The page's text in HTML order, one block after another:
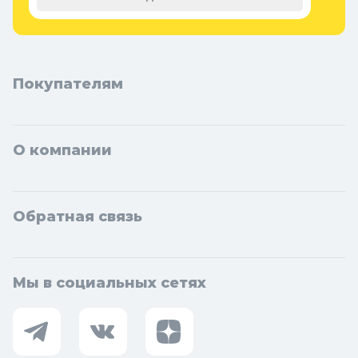
Дзержинский, Солнечногорск, Новосибирска и Новосибирской
области: Бердск, Искитим, Кольцово.
Покупателям
О компании
Обратная связь
Мы в социальных сетях